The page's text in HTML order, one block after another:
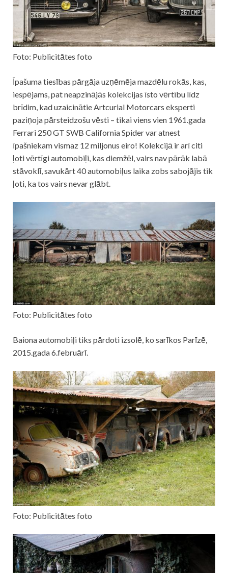
Foto: Publicitātes foto
Īpašuma tiesības pārgāja uzņēmēja mazdēlu rokās, kas,
iespējams, pat neapzinājās kolekcijas īsto vērtību līdz
brīdim, kad uzaicinātie Artcurial Motorcars eksperti
paziņoja pārsteidzošu vēsti – tikai viens vien 1961.gada
Ferrari 250 GT SWB California Spider var atnest
īpašniekam vismaz 12 miljonus eiro! Kolekcijā ir arī citi
ļoti vērtīgi automobiļi, kas diemžēl, vairs nav pārāk labā
stāvoklī, savukārt 40 automobiļus laika zobs sabojājis tik
ļoti, ka tos vairs nevar glābt.
Foto: Publicitātes foto
Baiona automobiļi tiks pārdoti izsolē, ko sarīkos Parīzē,
2015.gada 6.februārī.
Foto: Publicitātes foto